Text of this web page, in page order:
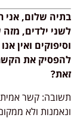
לשני ילדים,
וסיפוקים ואין
להפסיק את
זאת?
תשובה: קשר אמיתי
ונאמנות ולא